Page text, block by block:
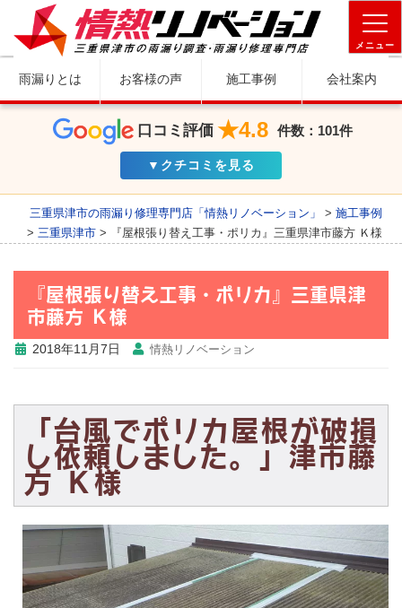
メニュー
雨漏りとは お客様の声 施工事例 会社案内
口コミ評価 ★4.8 件数：101件
▼クチコミを見る
三重県津市の雨漏り修理専門店「情熱リノベーション」 > 施工事例
> 三重県津市> 『屋根張り替え工事・ポリカ』三重県津市藤方 Ｋ様
『屋根張り替え工事・ポリカ』三重県津
市藤方 Ｋ様
2018年11月7日 情熱リノベーション
「台風でポリカ屋根が破損
し依頼しました。」津市藤
方 Ｋ様